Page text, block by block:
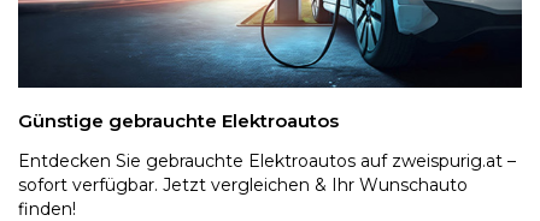
Günstige gebrauchte Elektroautos
Entdecken Sie gebrauchte Elektroautos auf zweispurig.at –
sofort verfügbar. Jetzt vergleichen & Ihr Wunschauto
finden!